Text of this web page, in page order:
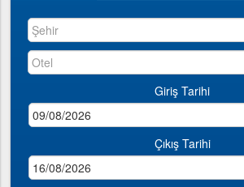
Giriş Tarihi
Çıkış Tarihi